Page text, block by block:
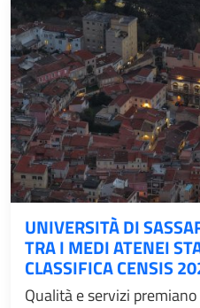
UNIVERSITÀ DI
TRA I MEDI ATENEI
CLASSIFICA CENSIS
Qualità e servizi